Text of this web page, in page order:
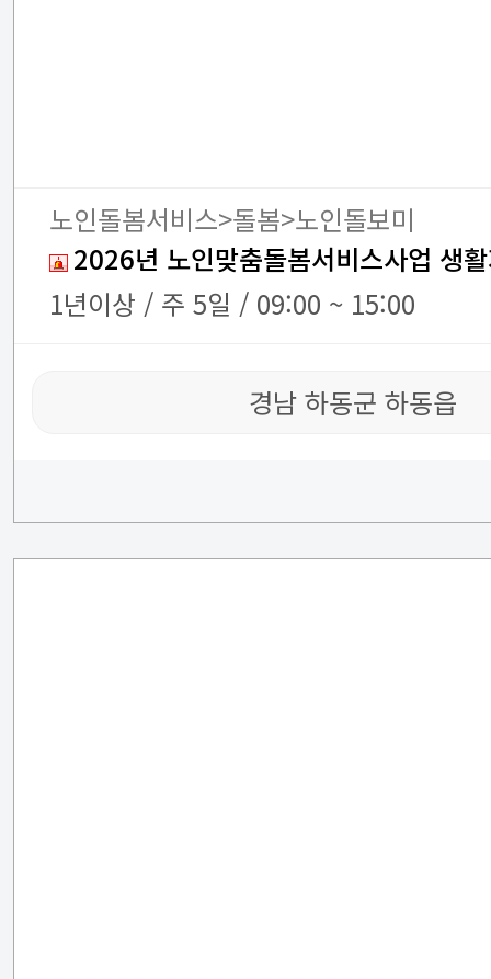
노인돌봄서비스>돌봄>노인돌보미
2026년 노인맞춤돌봄서비스사업 생
1년이상 / 주 5일 / 09:00 ~ 15:00
경남 하동군 하동읍